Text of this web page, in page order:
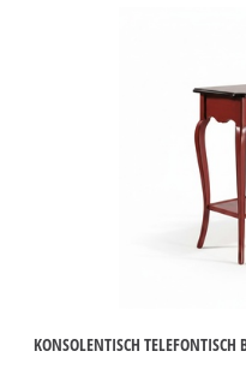
KONSOLENTISCH TELEFONTISCH